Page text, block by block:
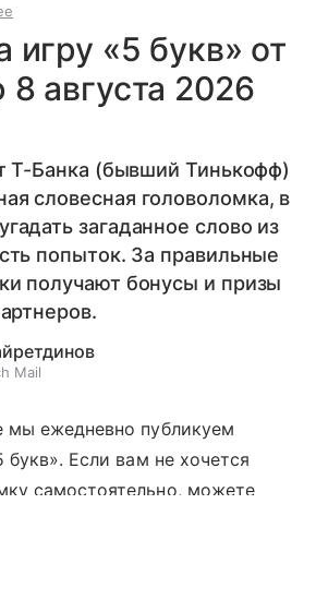
игру «5 букв» от
августа 2026
Т-Банка (бывший Тинькофф)
словесная головоломка, в
загаданное слово из
попыток. За правильные
получают бонусы и призы
Mail
мы ежедневно публикуем
букв». Если вам не хочется
самостоятельно, можете